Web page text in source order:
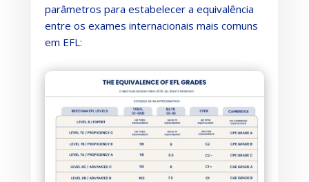
parâmetros para estabelecer a equivalência
entre os exames internacionais mais comuns
em EFL: